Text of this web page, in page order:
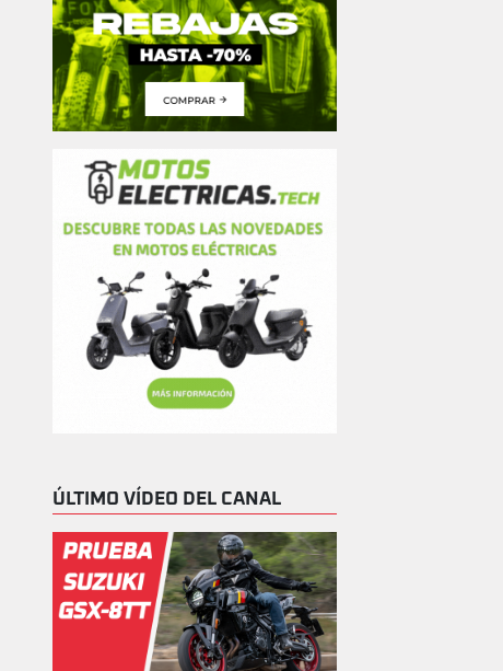
ÚLTIMO VÍDEO DEL CANAL